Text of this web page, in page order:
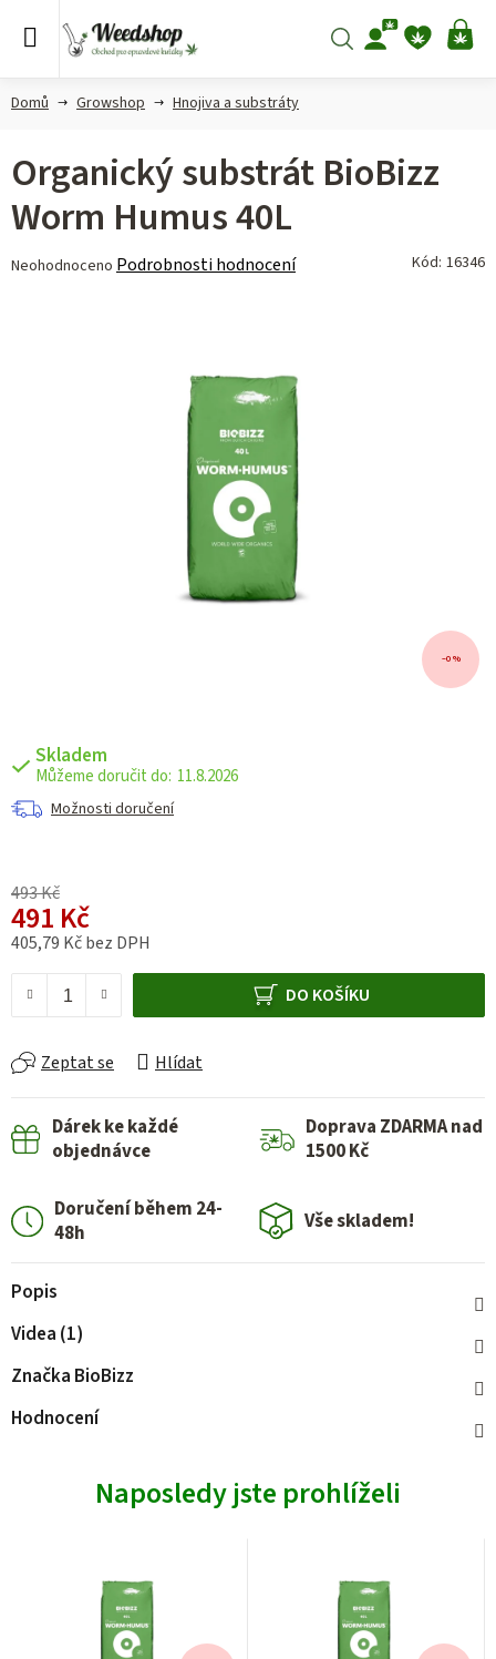
Hledat
Domů Growshop Hnojiva a substráty
Skladem
11.8.2026
Možnosti doručení
493 Kč
491 Kč
405,79 Kč bez DPH
DO KOŠÍKU
Zeptat se Hlídat
Organický substrát BioBizz
Worm Humus 40L
Průměrné
Neohodnoceno Podrobnosti hodnocení Kód: 16346
–0 %
Dárek ke každé
objednávce
Doprava ZDARMA nad
1500 Kč
Doručení během 24-
48h
Vše skladem!
Popis
Videa (1)
Značka BioBizz
Hodnocení
Naposledy jste prohlíželi